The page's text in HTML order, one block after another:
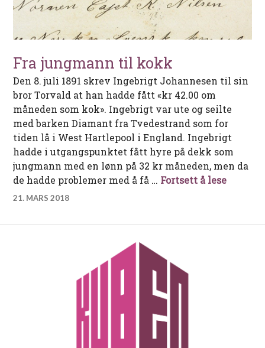
Fra jungmann til kokk
Den 8. juli 1891 skrev Ingebrigt Johannesen til sin
bror Torvald at han hadde fått «kr 42.00 om
måneden som kok». Ingebrigt var ute og seilte
med barken Diamant fra Tvedestrand som for
tiden lå i West Hartlepool i England. Ingebrigt
hadde i utgangspunktet fått hyre på dekk som
jungmann med en lønn på 32 kr måneden, men da
de hadde problemer med å få … Fortsett å leseFra
21. MARS 2018